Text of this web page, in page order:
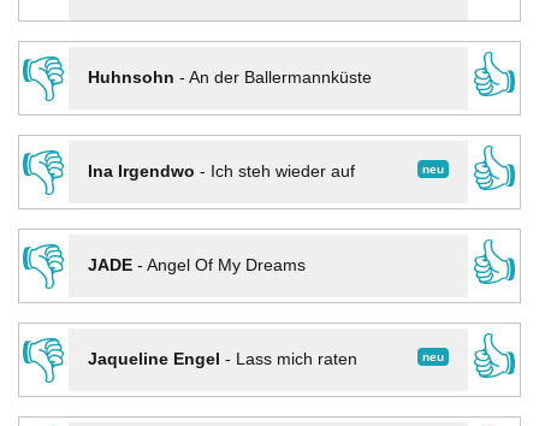
👎
Huhnsohn - An der Ballermannküste
👍
👎
neu
Ina Irgendwo - Ich steh wieder auf
👍
👎
JADE- Angel Of My Dreams
👍
👎
neu
Jaqueline Engel - Lass mich raten
👍